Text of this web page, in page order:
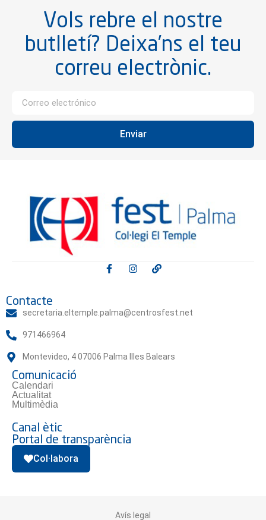
Vols rebre el nostre
butlletí? Deixa’ns el teu
correu electrònic.
Enviar
Contacte
secretaria.eltemple.palma@centrosfest.net
971466964
Montevideo, 4 07006 Palma Illes Balears
Comunicació
Calendari
Actualitat
Multimèdia
Canal ètic
Portal de transparència
Col·labora
Avís legal